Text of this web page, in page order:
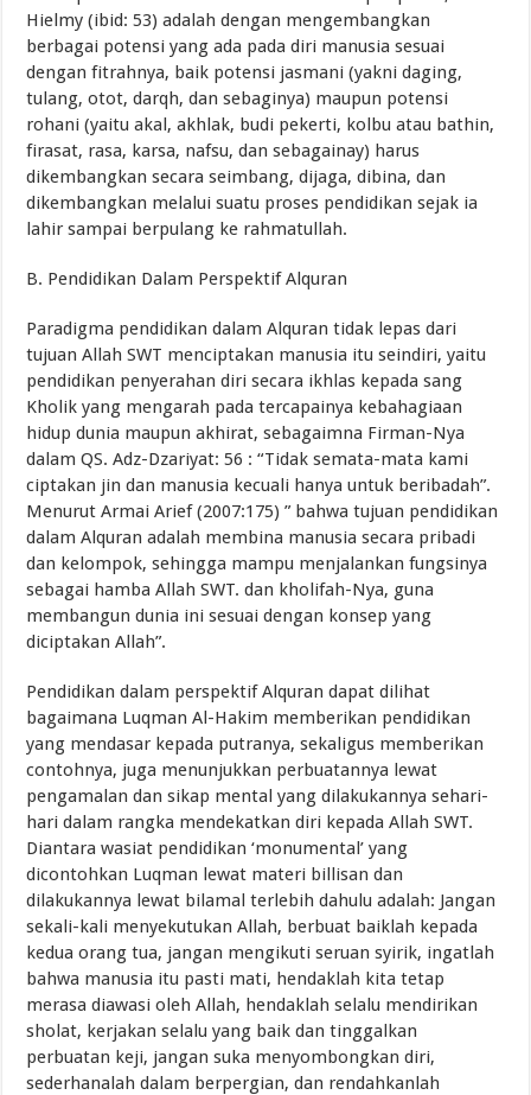
Hielmy (ibid: 53) adalah dengan mengembangkan
berbagai potensi yang ada pada diri manusia sesuai
dengan fitrahnya, baik potensi jasmani (yakni daging,
tulang, otot, darqh, dan sebaginya) maupun potensi
rohani (yaitu akal, akhlak, budi pekerti, kolbu atau bathin,
firasat, rasa, karsa, nafsu, dan sebagainay) harus
dikembangkan secara seimbang, dijaga, dibina, dan
dikembangkan melalui suatu proses pendidikan sejak ia
lahir sampai berpulang ke rahmatullah.
B. Pendidikan Dalam Perspektif Alquran
Paradigma pendidikan dalam Alquran tidak lepas dari
tujuan Allah SWT menciptakan manusia itu seindiri, yaitu
pendidikan penyerahan diri secara ikhlas kepada sang
Kholik yang mengarah pada tercapainya kebahagiaan
hidup dunia maupun akhirat, sebagaimna Firman-Nya
dalam QS. Adz-Dzariyat: 56 : “Tidak semata-mata kami
ciptakan jin dan manusia kecuali hanya untuk beribadah”.
Menurut Armai Arief (2007:175) ” bahwa tujuan pendidikan
dalam Alquran adalah membina manusia secara pribadi
dan kelompok, sehingga mampu menjalankan fungsinya
sebagai hamba Allah SWT. dan kholifah-Nya, guna
membangun dunia ini sesuai dengan konsep yang
diciptakan Allah”.
Pendidikan dalam perspektif Alquran dapat dilihat
bagaimana Luqman Al-Hakim memberikan pendidikan
yang mendasar kepada putranya, sekaligus memberikan
contohnya, juga menunjukkan perbuatannya lewat
pengamalan dan sikap mental yang dilakukannya sehari-
hari dalam rangka mendekatkan diri kepada Allah SWT.
Diantara wasiat pendidikan ‘monumental’ yang
dicontohkan Luqman lewat materi billisan dan
dilakukannya lewat bilamal terlebih dahulu adalah: Jangan
sekali-kali menyekutukan Allah, berbuat baiklah kepada
kedua orang tua, jangan mengikuti seruan syirik, ingatlah
bahwa manusia itu pasti mati, hendaklah kita tetap
merasa diawasi oleh Allah, hendaklah selalu mendirikan
sholat, kerjakan selalu yang baik dan tinggalkan
perbuatan keji, jangan suka menyombongkan diri,
sederhanalah dalam berpergian, dan rendahkanlah